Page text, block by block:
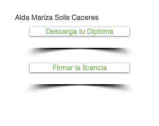
Alda Mariza Solis Caceres
Descarga tu Diploma
Firmar la licencia